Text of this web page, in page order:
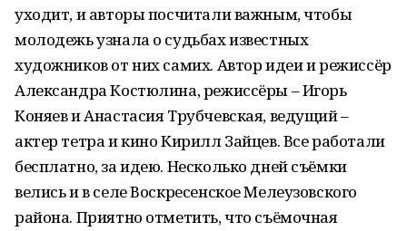
уходит, и авторы посчитали важным, чтобы
молодежь узнала о судьбах известных
художников от них самих. Автор идеи и режиссёр
Александра Костюлина, режиссёры – Игорь
Коняев и Анастасия Трубчевская, ведущий –
актер тетра и кино Кирилл Зайцев. Все работали
бесплатно, за идею. Несколько дней съёмки
велись и в селе Воскресенское Мелеузовского
района. Приятно отметить, что съёмочная